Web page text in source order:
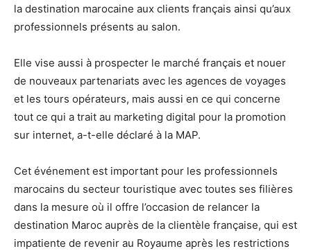
la destination marocaine aux clients français ainsi qu’aux
professionnels présents au salon.
Elle vise aussi à prospecter le marché français et nouer
de nouveaux partenariats avec les agences de voyages
et les tours opérateurs, mais aussi en ce qui concerne
tout ce qui a trait au marketing digital pour la promotion
sur internet, a-t-elle déclaré à la MAP.
Cet événement est important pour les professionnels
marocains du secteur touristique avec toutes ses filières
dans la mesure où il offre l’occasion de relancer la
destination Maroc auprès de la clientèle française, qui est
impatiente de revenir au Royaume après les restrictions